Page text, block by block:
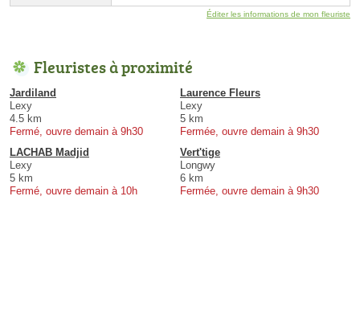
Éditer les informations de mon fleuriste
Fleuristes à proximité
Jardiland
Lexy
4.5 km
Fermé, ouvre demain à 9h30
Laurence Fleurs
Lexy
5 km
Fermée, ouvre demain à 9h30
LACHAB Madjid
Lexy
5 km
Fermé, ouvre demain à 10h
Vert'tige
Longwy
6 km
Fermée, ouvre demain à 9h30